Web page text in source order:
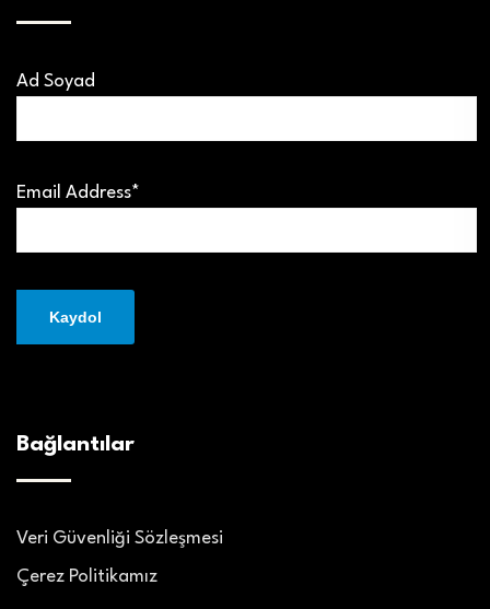
Ad Soyad
Email Address*
Bağlantılar
Veri Güvenliği Sözleşmesi
Çerez Politikamız